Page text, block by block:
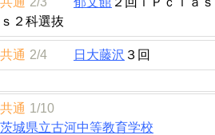
ｓ２科選抜
共通 2/4 日大藤沢 ３回
共通 1/10
茨城県立古河中等教育学校